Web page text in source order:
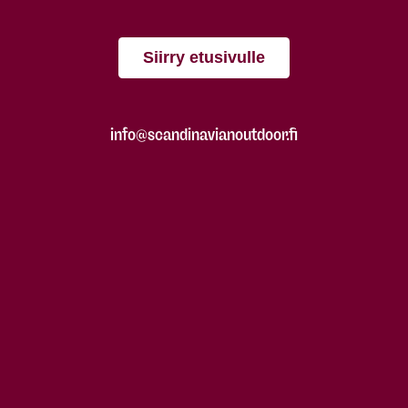
Siirry etusivulle
info@scandinavianoutdoor.fi